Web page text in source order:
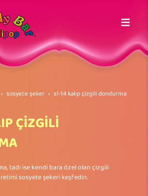
sosyete şeker sl-14 kalip çi̇zgi̇li̇ dondurma
ÇİZGİLİ
tadı ise kendi bara özel olan çizgili
sosyete şekeri keşfedin.